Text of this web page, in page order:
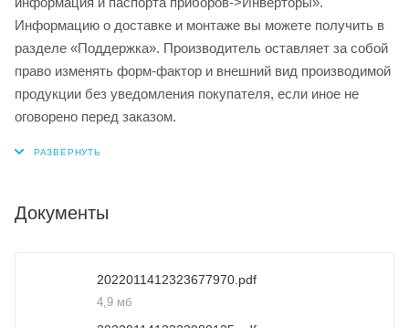
Информацию о доставке и монтаже вы можете получить в
разделе «Поддержка». Производитель оставляет за собой
право изменять форм-фактор и внешний вид производимой
продукции без уведомления покупателя, если иное не
оговорено перед заказом.
Документы
2022011412323677970.pdf
4,9 мб